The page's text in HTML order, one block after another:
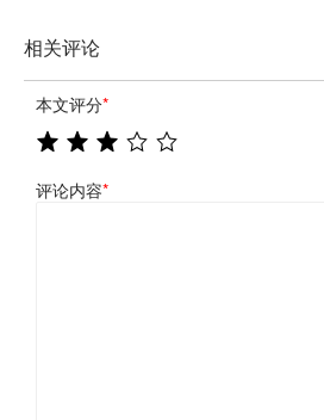
相关评论
本文评分*
评论内容*